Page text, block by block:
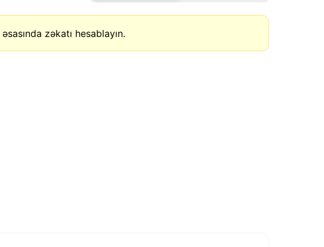
əsasında zəkatı hesablayın.